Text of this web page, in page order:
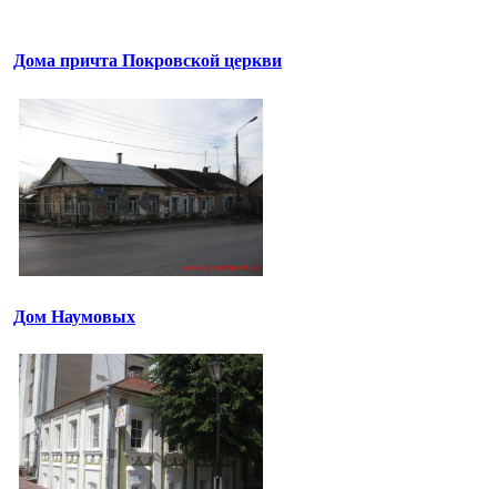
Дома причта Покровской церкви
Дом Наумовых